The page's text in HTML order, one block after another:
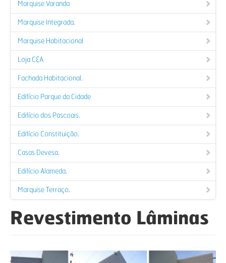
Marquise Varanda
Marquise Integrada.
Marquise Habitacional
Loja C&A
Fachada Habitacional.
Edifício Parque da Cidade
Edifício dos Pascoais.
Edifício Constituição.
Casas Devesa.
Edifício Alameda.
Marquise Terraço.
Revestimento Lâminas